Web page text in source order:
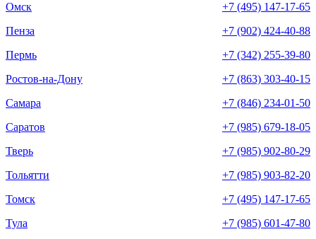
Омск
+7 (495) 147-17-65
Пенза
+7 (902) 424-40-88
Пермь
+7 (342) 255-39-80
Ростов-на-Дону
+7 (863) 303-40-15
Самара
+7 (846) 234-01-50
Саратов
+7 (985) 679-18-05
Тверь
+7 (985) 902-80-29
Тольятти
+7 (985) 903-82-20
Томск
+7 (495) 147-17-65
Тула
+7 (985) 601-47-80